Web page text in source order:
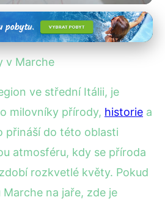
Jarní Výlety v
· Autor: Lenka Veselá
v Marche
ve střední Itálii, je
milovníky přírody, historie a
přináší do této oblasti
atmosféru, kdy se příroda
rozkvetlé květy. Pokud
na jaře, zde je